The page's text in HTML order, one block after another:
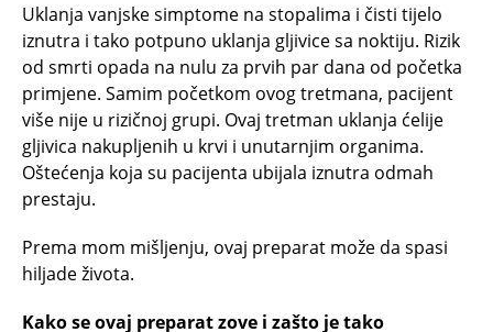
Uklanja vanjske simptome na stopalima i čisti tijelo
iznutra i tako potpuno uklanja gljivice sa noktiju. Rizik
od smrti opada na nulu za prvih par dana od početka
primjene. Samim početkom ovog tretmana, pacijent
više nije u rizičnoj grupi. Ovaj tretman uklanja ćelije
gljivica nakupljenih u krvi i unutarnjim organima.
Oštećenja koja su pacijenta ubijala iznutra odmah
prestaju.
Prema mom mišljenju, ovaj preparat može da spasi
hiljade života.
Kako se ovaj preparat zove i zašto je tako